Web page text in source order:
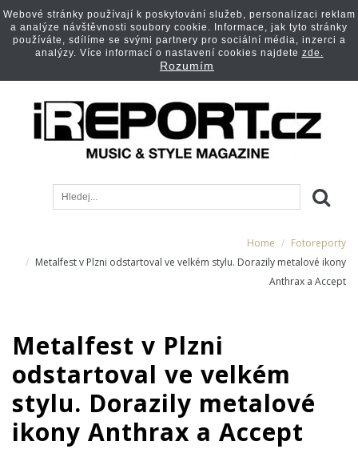
Home
Fotoreporty
Metalfest v Plzni odstartoval ve velkém stylu. Dorazily metalové ikony
Anthrax a Accept
Metalfest v Plzni
odstartoval ve velkém
stylu. Dorazily metalové
ikony Anthrax a Accept
Webové stránky používají k poskytování služeb, personalizaci reklam
a analýze návštěvnosti soubory cookie. Informace, jak tyto stránky
používáte, sdílíme se svými partnery pro sociální média, inzerci a
analýzy. Více informací o nastavení cookies najdete zde.
Rozumím